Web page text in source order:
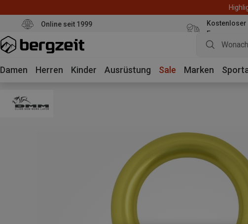
Online seit 1999
Kostenloser
Euro
Damen Herren Kinder Ausrüstung Sale Marken